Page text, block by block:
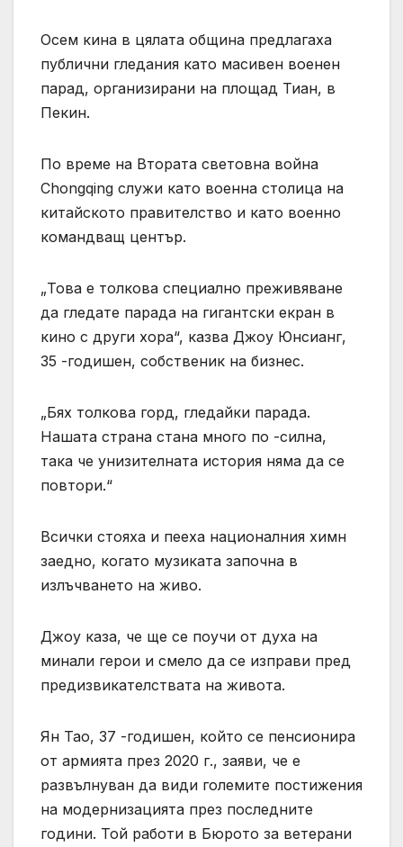
Осем кина в цялата община предлагаха
публични гледания като масивен военен
парад, организирани на площад Тиан, в
Пекин.
По време на Втората световна война
Chongqing служи като военна столица на
китайското правителство и като военно
командващ център.
„Това е толкова специално преживяване
да гледате парада на гигантски екран в
кино с други хора“, казва Джоу Юнсианг,
35 -годишен, собственик на бизнес.
„Бях толкова горд, гледайки парада.
Нашата страна стана много по -силна,
така че унизителната история няма да се
повтори.“
Всички стояха и пееха националния химн
заедно, когато музиката започна в
излъчването на живо.
Джоу каза, че ще се поучи от духа на
минали герои и смело да се изправи пред
предизвикателствата на живота.
Ян Тао, 37 -годишен, който се пенсионира
от армията през 2020 г., заяви, че е
развълнуван да види големите постижения
на модернизацията през последните
години. Той работи в Бюрото за ветерани